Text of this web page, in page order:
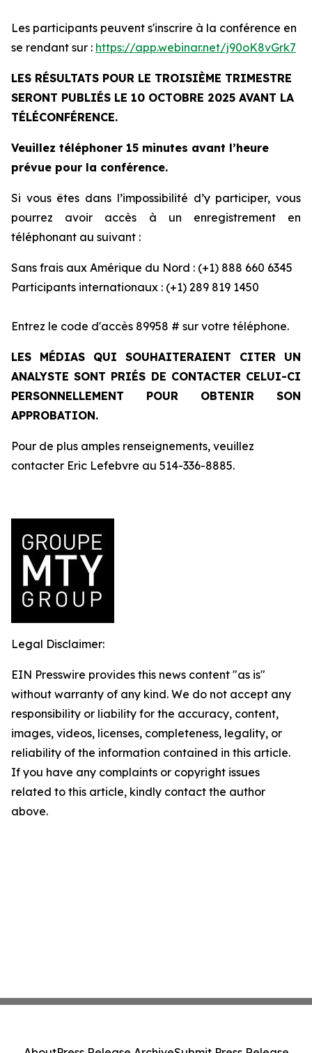
Les participants peuvent s'inscrire à la conférence en
se rendant sur : https://app.webinar.net/j90oK8vGrk7
LES RÉSULTATS POUR LE TROISIÈME TRIMESTRE
SERONT PUBLIÉS LE 10 OCTOBRE 2025 AVANT LA
TÉLÉCONFÉRENCE.
Veuillez téléphoner 15 minutes avant l’heure
prévue pour la conférence.
Si vous êtes dans l’impossibilité d’y participer, vous
pourrez avoir accès à un enregistrement en
téléphonant au suivant :
Sans frais aux Amérique du Nord : (+1) 888 660 6345
Participants internationaux : (+1) 289 819 1450
Entrez le code d'accès 89958 # sur votre téléphone.
LES MÉDIAS QUI SOUHAITERAIENT CITER UN
ANALYSTE SONT PRIÉS DE CONTACTER CELUI-CI
PERSONNELLEMENT POUR OBTENIR SON
APPROBATION.
Pour de plus amples renseignements, veuillez
contacter Eric Lefebvre au 514-336-8885.
Legal Disclaimer:
EIN Presswire provides this news content "as is"
without warranty of any kind. We do not accept any
responsibility or liability for the accuracy, content,
images, videos, licenses, completeness, legality, or
reliability of the information contained in this article.
If you have any complaints or copyright issues
related to this article, kindly contact the author
above.